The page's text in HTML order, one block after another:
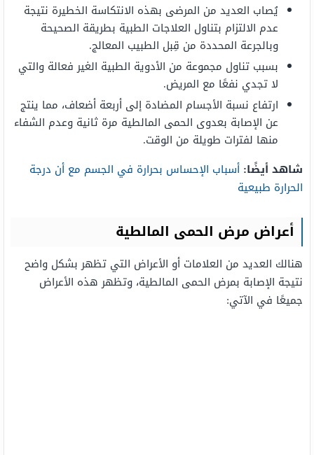
يُصاب العديد من المرضى بهذه الانتكاسة الخطيرة نتيجة
عدم الالتزام بتناول العلاجات الطبية بطريقة الصحيحة
وبالجرعة المحددة من قِبل الطبيب المعالج.
بسبب تناول مجموعة من الأدوية الطبية الغير فعالة والتي
لا تجدي نفعًا مع المريض.
ارتفاع نسبة الأجسام المضادة إلى أربعة أضعاف، مما ينتج
عن الإصابة بعدوى الحمى المالطية مرة ثانية وعدم الشفاء
منها لفترات طويلة من الوقت.
شاهد أيضًا: أسباب الإحساس بحرارة في الجسم مع أن درجة
الحرارة طبيعية
أعراض مرض الحمى المالطية
هنالك العديد من العلامات أو الأعراض التي تظهر بشكل واضح
نتيجة الإصابة بمرض الحمى المالطية، وتظهر هذه الأعراض
جميعًا في الآتي: